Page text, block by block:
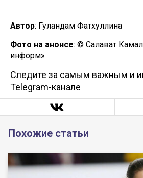
Автор: Гуландам Фатхуллина
Фото на анонсе: © Салават
информ»
Следите за самым важным и
Telegram-канале
Похожие статьи